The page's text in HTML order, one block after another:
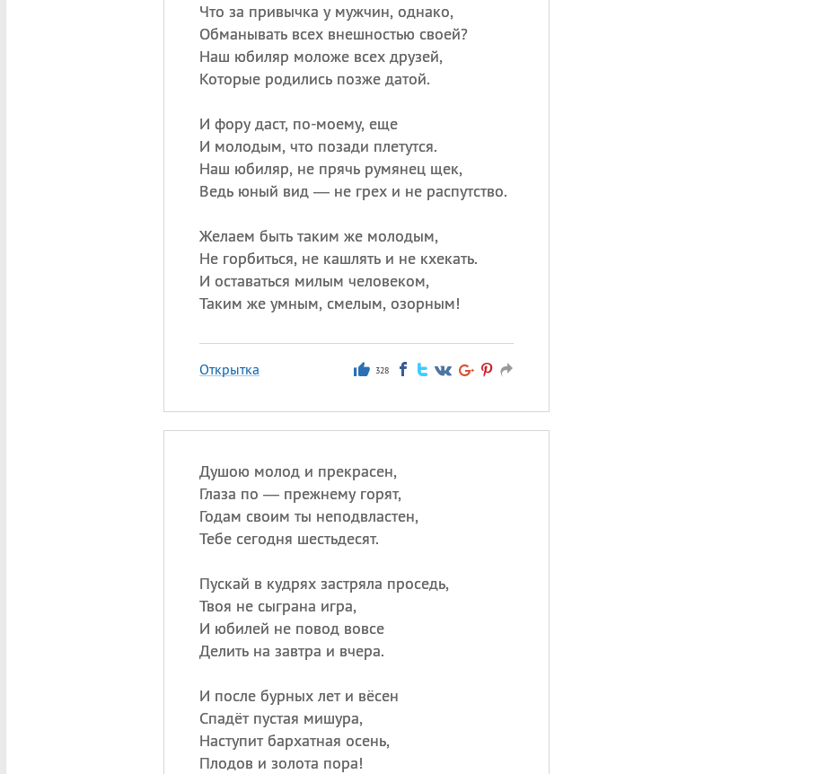
Что за привычка у мужчин, однако,
Обманывать всех внешностью своей?
Наш юбиляр моложе всех друзей,
Которые родились позже датой.
И фору даст, по-моему, еще
И молодым, что позади плетутся.
Наш юбиляр, не прячь румянец щек,
Ведь юный вид — не грех и не распутство.
Желаем быть таким же молодым,
Не горбиться, не кашлять и не кхекать.
И оставаться милым человеком,
Таким же умным, смелым, озорным!
Открытка 328
Душою молод и прекрасен,
Глаза по — прежнему горят,
Годам своим ты неподвластен,
Тебе сегодня шестьдесят.
Пускай в кудрях застряла проседь,
Твоя не сыграна игра,
И юбилей не повод вовсе
Делить на завтра и вчера.
И после бурных лет и вёсен
Спадёт пустая мишура,
Наступит бархатная осень,
Плодов и золота пора!